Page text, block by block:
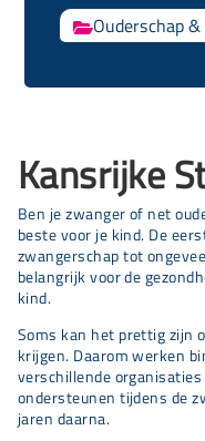
Ouderschap
Kansrijke
Ben je zwanger of net
beste voor je kind. De
zwangerschap tot
belangrijk voor de
kind.
Soms kan het prettig zijn
krijgen. Daarom werken
verschillende
ondersteunen tijdens de
jaren daarna.